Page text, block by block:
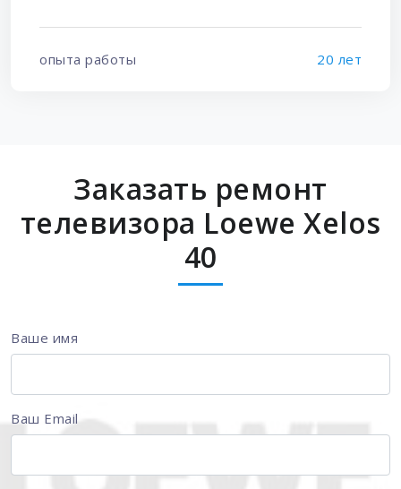
опыта работы 20 лет
Заказать ремонт
телевизора Loewe Xelos
40
Ваше имя
Ваш Email